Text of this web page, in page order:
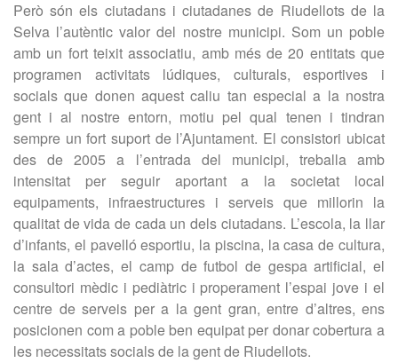
Però són els ciutadans i ciutadanes de Riudellots de la
Selva l’autèntic valor del nostre municipi. Som un poble
amb un fort teixit associatiu, amb més de 20 entitats que
programen activitats lúdiques, culturals, esportives i
socials que donen aquest caliu tan especial a la nostra
gent i al nostre entorn, motiu pel qual tenen i tindran
sempre un fort suport de l’Ajuntament. El consistori ubicat
des de 2005 a l’entrada del municipi, treballa amb
intensitat per seguir aportant a la societat local
equipaments, infraestructures i serveis que millorin la
qualitat de vida de cada un dels ciutadans. L’escola, la llar
d’infants, el pavelló esportiu, la piscina, la casa de cultura,
la sala d’actes, el camp de futbol de gespa artificial, el
consultori mèdic i pediàtric i properament l’espai jove i el
centre de serveis per a la gent gran, entre d’altres, ens
posicionen com a poble ben equipat per donar cobertura a
les necessitats socials de la gent de Riudellots.